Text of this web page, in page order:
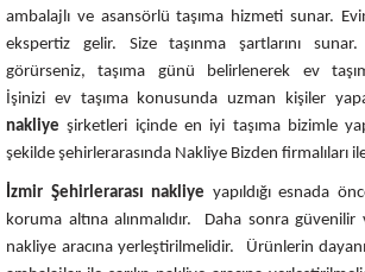
ambalajlı ve asansörlü taşıma hizmeti sunar.
ekspertiz gelir. Size taşınma şartlarını
görürseniz, taşıma günü belirlenerek ev
İşinizi ev taşıma konusunda uzman kişiler
nakliye şirketleri içinde en iyi taşıma bizimle
şekilde şehirlerarasında Nakliye Bizden firmalıları ile
İzmir Şehirlerarası nakliye yapıldığı esnada
koruma altına alınmalıdır. Daha sonra
nakliye aracına yerleştirilmelidir. Ürünlerin